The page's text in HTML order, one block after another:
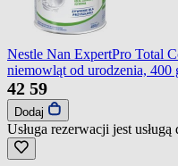
Nestle Nan ExpertPro Total
niemowląt od urodzenia, 400
42 59
Dodaj
Usługa rezerwacji jest usługą